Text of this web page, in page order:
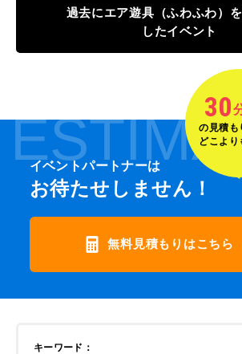
過去にエア遊具（ふわふわ）
したイベント
イベントパートナーは
お待たせしません！
無料見積もりはこちら
30
の見積も
どこより
キーワード ：